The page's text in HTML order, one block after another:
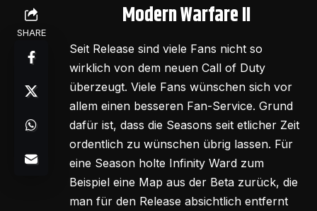
SHARE
Modern Warfare II
Seit Release sind viele Fans nicht so
wirklich von dem neuen Call of Duty
überzeugt. Viele Fans wünschen sich vor
allem einen besseren Fan-Service. Grund
dafür ist, dass die Seasons seit etlicher Zeit
ordentlich zu wünschen übrig lassen. Für
eine Season holte Infinity Ward zum
Beispiel eine Map aus der Beta zurück, die
man für den Release absichtlich entfernt